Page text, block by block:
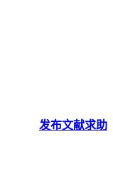
发布文献求助